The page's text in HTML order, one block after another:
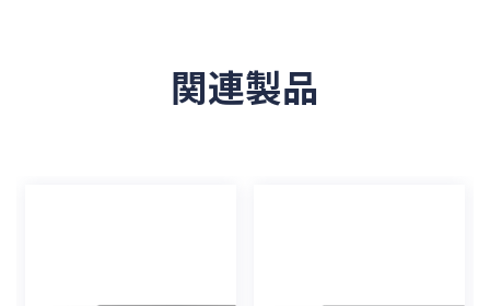
関連製品